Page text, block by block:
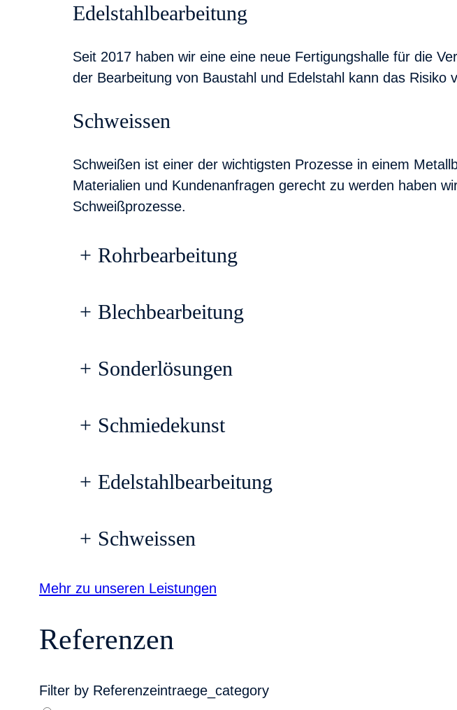
Edelstahlbearbeitung
Seit 2017 haben wir eine eine neue Fertigungshalle für die
der Bearbeitung von Baustahl und Edelstahl kann das
Schweissen
Schweißen ist einer der wichtigsten Prozesse in einem
Materialien und Kundenanfragen gerecht zu werden haben
Schweißprozesse.
+ Rohrbearbeitung
+ Blechbearbeitung
+ Sonderlösungen
+ Schmiedekunst
+ Edelstahlbearbeitung
+ Schweissen
Mehr zu unseren Leistungen
Referenzen
Filter by Referenzeintraege_category